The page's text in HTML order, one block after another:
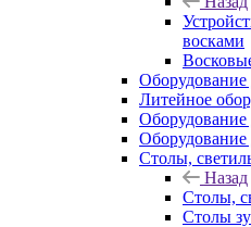
восками
Оборудование
Литейное
Оборудование
Cтолы,
Назад
Cтолы,
Столы